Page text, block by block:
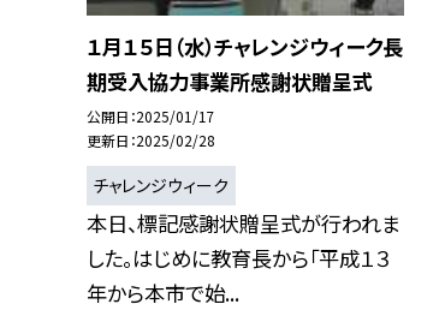
１月１５日（水）チャレンジウィーク長
期受入協力事業所感謝状贈呈式
公開日 2025/01/17
更新日 2025/02/28
チャレンジウィーク
本日、標記感謝状贈呈式が行われま
した。はじめに教育長から「平成１３
年から本市で始...